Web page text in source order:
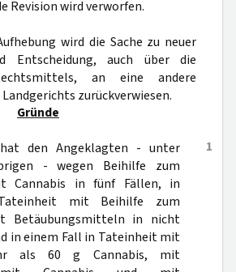
Revision wird verworfen.
wird die Sache zu neuer
Entscheidung, auch über die
an eine andere
zurückverwiesen.
Gründe
1
den Angeklagten - unter
- wegen Beihilfe zum
Cannabis in fünf Fällen, in
mit Beihilfe zum
Betäubungsmitteln in nicht
in einem Fall in Tateinheit mit
als 60 g Cannabis, mit